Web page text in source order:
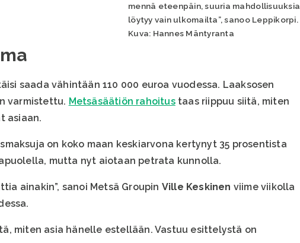
mennä eteenpäin, suuria mahdollisuuksia
löytyy vain ulkomailta”, sanoo Leppikorpi.
Kuva: Hannes Mäntyranta
saada vähintään 110 000 euroa vuodessa. Laaksosen
varmistettu. Metsäsäätiön rahoitustaas riippuu siitä, miten
asiaan.
on koko maan keskiarvona kertynyt 35 prosentista
mutta nyt aiotaan petrata kunnolla.
ainakin”, sanoi Metsä Groupin Ville Keskinen viime viikolla
miten asia hänelle estellään. Vastuu esittelystä on